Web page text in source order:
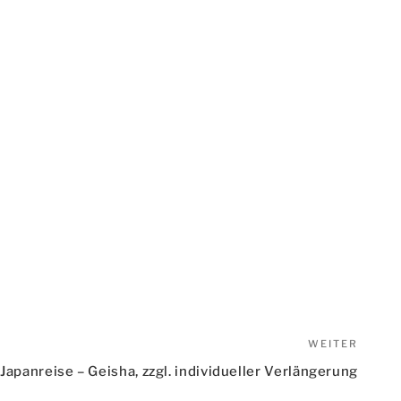
WEITER
Japanreise – Geisha, zzgl. individueller Verlängerung